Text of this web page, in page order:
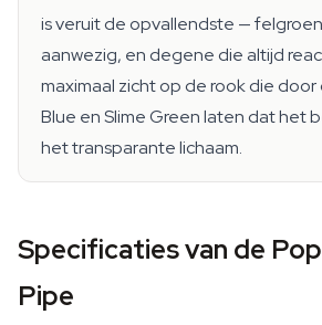
is veruit de opvallendste —
aanwezig, en degene die altijd
maximaal zicht op de rook die
Blue en Slime Green laten dat het
het transparante lichaam.
Specificaties van de
Pipe